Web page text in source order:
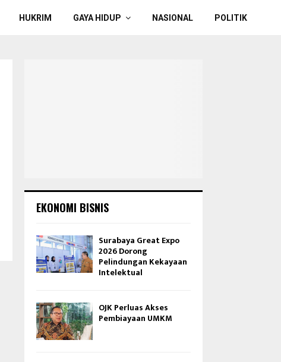
HUKRIM GAYA HIDUP NASIONAL POLITIK
EKONOMI BISNIS
Surabaya Great Expo
2026 Dorong
Pelindungan Kekayaan
Intelektual
OJK Perluas Akses
Pembiayaan UMKM